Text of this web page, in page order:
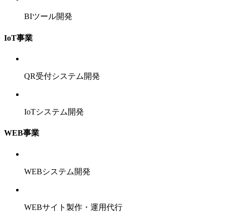
BIツール開発
IoT事業
QR受付システム開発
IoTシステム開発
WEB事業
WEBシステム開発
WEBサイト製作・運用代行